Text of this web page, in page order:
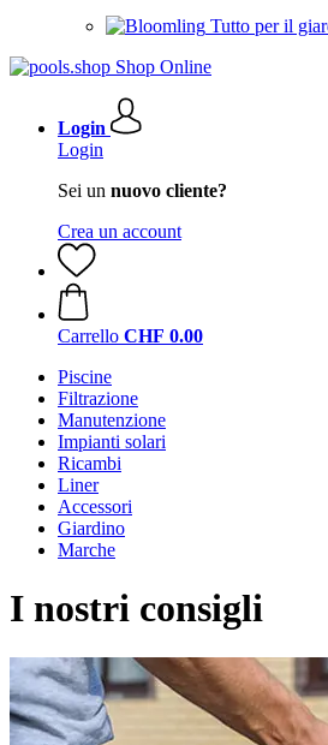
Tutto per il
Login
Login
Sei un nuovo cliente?
Crea un account
Carrello CHF 0.00
Piscine
Filtrazione
Manutenzione
Impianti solari
Ricambi
Liner
Accessori
Giardino
Marche
I nostri consigli